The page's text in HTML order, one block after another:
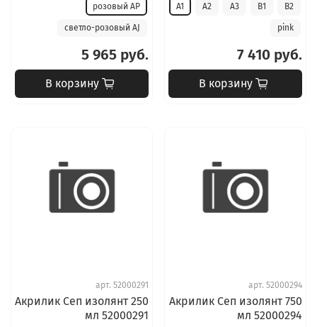
розовый AР
светло-розовый AJ
5 965 руб.
В корзину
A1
A2 A3 B1 B2
pink
7 410 руб.
В корзину
арт.52000291
Акрилик Сеп изолянт 250
мл 52000291
арт.52000294
Акрилик Сеп изолянт 750
мл 52000294